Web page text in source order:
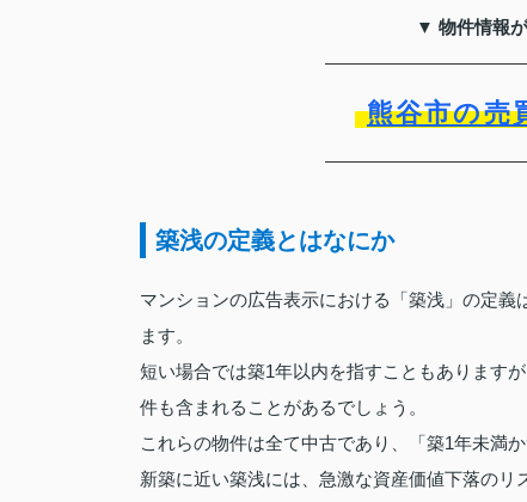
▼ 物件情報
熊谷市の売
築浅の定義とはなにか
マンションの広告表示における「築浅」の定
ます。
短い場合では築1年以内を指すこともあります
件も含まれることがあるでしょう。
これらの物件は全て中古であり、「築1年未満
新築に近い築浅には、急激な資産価値下落の